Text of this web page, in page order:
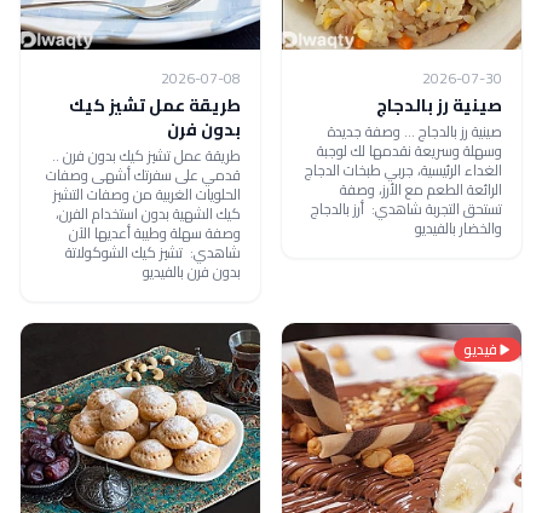
2026-07-30
صينية رز بالدجاج
صينية رز بالدجاج ... وصفة جديدة
وسهلة وسريعة نقدمها لك لوجبة
الغداء الرئيسية، جربي طبخات الدجاج
الرائعة الطعم مع الأرز، وصفة
تستحق التجربة شاهدي: أرز بالدجاج
والخضار بالفيديو
2026-07-08
طريقة عمل تشيز كيك
بدون فرن
طريقة عمل تشيز كيك بدون فرن ..
قدمي على سفرتك أشهى وصفات
الحلويات الغربية من وصفات التشيز
كيك الشهية بدون استخدام الفرن،
وصفة سهلة وطيبة أعديها الآن
شاهدي: تشيز كيك الشوكولاتة
بدون فرن بالفيديو
فيديو